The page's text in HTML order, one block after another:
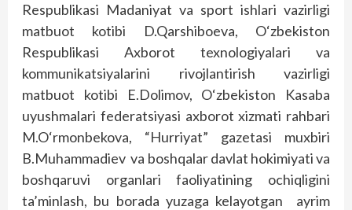
Respublikasi Madaniyat va sport ishlari vazirligi
matbuot kotibi D.Qarshiboeva, O‘zbekiston
Respublikasi Axborot texnologiyalari va
kommunikatsiyalarini rivojlantirish vazirligi
matbuot kotibi E.Dolimov, O‘zbekiston Kasaba
uyushmalari federatsiyasi axborot xizmati rahbari
M.O‘rmonbekova, “Hurriyat” gazetasi muxbiri
B.Muhammadiev va boshqalar davlat hokimiyati va
boshqaruvi organlari faoliyatining ochiqligini
ta’minlash, bu borada yuzaga kelayotgan ayrim